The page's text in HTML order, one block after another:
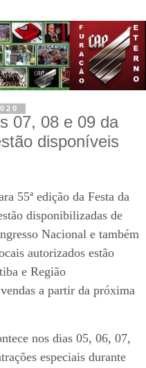
07, 08 e 09 da
disponíveis
55ª edição da Festa da
disponibilizadas de
Nacional e também
autorizados estão
e Região
a partir da próxima
nos dias 05, 06, 07,
especiais durante